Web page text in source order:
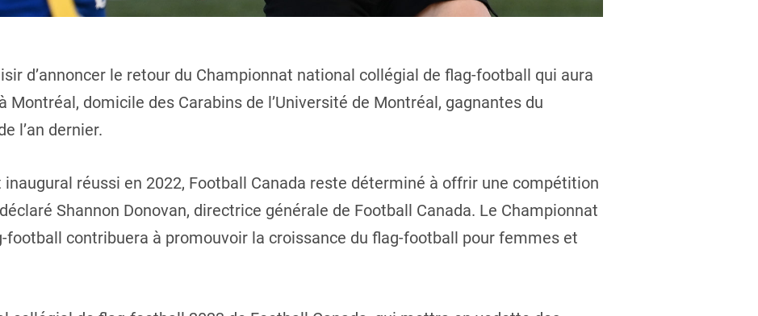
d’annoncer le retour du Championnat national collégial de flag-football qui aura
Montréal, domicile des Carabins de l’Université de Montréal, gagnantes du
l’an dernier.
inaugural réussi en 2022, Football Canada reste déterminé à offrir une compétition
Shannon Donovan, directrice générale de Football Canada. Le Championnat
football contribuera à promouvoir la croissance du flag-football pour femmes et